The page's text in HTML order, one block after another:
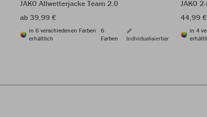
JAKO Allwetterjacke Team 2.0
ab 39,99 €
in 6 verschiedenen Farben
erhältlich
6
Farben
Individualisierbar
JAKO
44,99 €
in 4